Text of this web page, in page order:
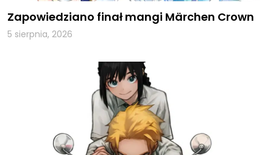
Zapowiedziano finał mangi Märchen Crown
5 sierpnia, 2026